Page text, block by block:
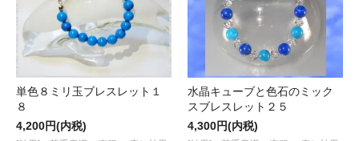
単色８ミリ玉ブレスレット１
８
4,200円(内税)
水晶キューブと色石のミック
スブレスレット２５
4,300円(内税)